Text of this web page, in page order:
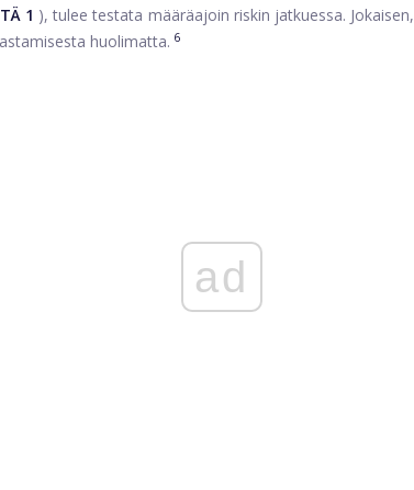
1 ), tulee testata määräajoin riskin jatkuessa.
huolimatta. 6
ad